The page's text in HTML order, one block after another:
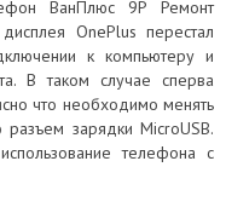
ВанПлюс 9Р Ремонт
OnePlus перестал
к компьютеру и
В таком случае сперва
что необходимо менять
зарядки MicroUSB.
телефона с